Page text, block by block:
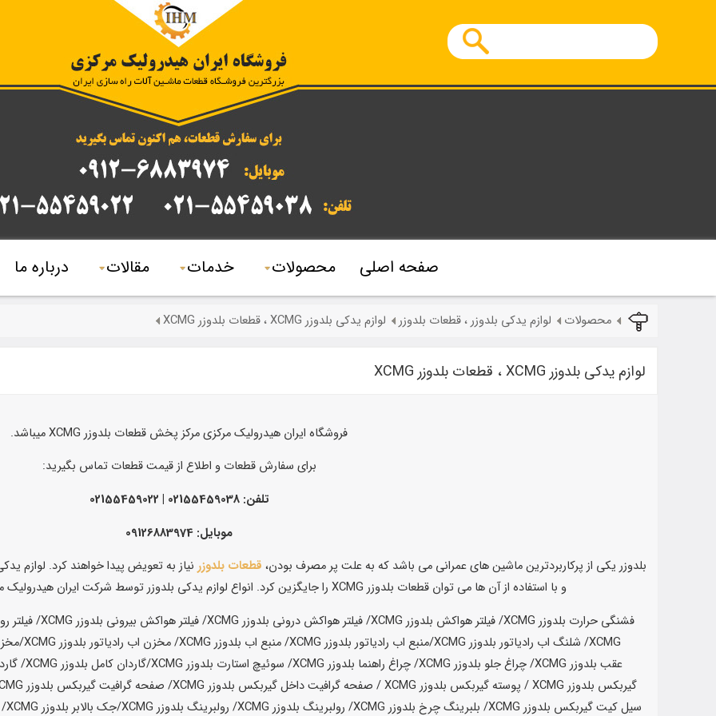
صفحه اصلی محصولات خدمات مقالات درباره ما
محصولات لوازم یدکی بلدوزر ، قطعات بلدوزر لوازم یدکی بلدوزر XCMG ، قطعات بلدوزر XCMG
لوازم یدکی بلدوزر XCMG ، قطعات بلدوزر XCMG
فروشگاه ایران هیدرولیک مرکزی مرکز پخش قطعات بلدوزر XCMG میباشد.
برای سفارش قطعات و اطلاع از قیمت قطعات تماس بگیرید:
تلفن: 02155459038 | 02155459022
موبایل: 09126883974
بلدوزر یکی از پرکاربردترین ماشین های عمرانی می باشد که به علت پر مصرف بودن، قطعات بلدوزر نیاز به تعویض پیدا خواهند کرد.
و با استفاده از آن ها می توان قطعات بلدوزر XCMG را جایگزین کرد. انواع لوازم یدکی بلدوزر توسط شرکت ایران هیدرولیک مرکزی به مشتریان گرامی قابل عرضه می باشد.